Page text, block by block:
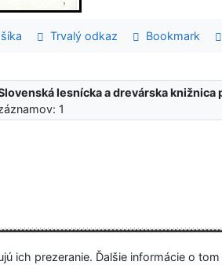
Trvalý odkaz Bookmark
lesnícka a drevárska
1
Súkromie Modul OpenSearch
ich prezeranie. Ďalšie informácie o tom